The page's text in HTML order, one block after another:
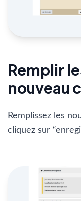
Remplir
nouveau
Remplissez les
cliquez sur